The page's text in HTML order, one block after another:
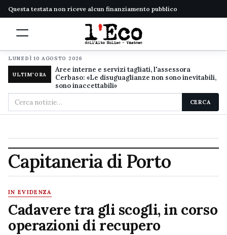
Questa testata non riceve alcun finanziamento pubblico
LUNEDÌ 10 AGOSTO 2026
ULTIM'ORA
Aree interne e servizi tagliati, l'assessora
Cerbaso: «Le disuguaglianze non sono inevitabili,
sono inaccettabili»
Cerca
nel
CERCA
Capitaneria di Porto
IN EVIDENZA
Cadavere tra gli scogli, in corso
operazioni di recupero